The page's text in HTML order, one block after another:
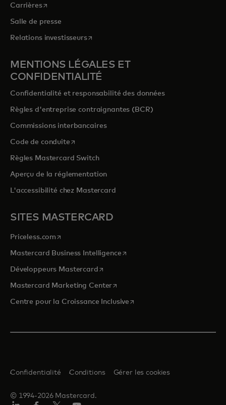
Carrièress’ouvre dans un nouvel onglet
Salle de presse
Relations investisseurss’ouvre dans un nouvel onglet
MENTIONS LÉGALES ET
CONFIDENTIALITÉ
Confidentialité et responsabilité des données
Règles d'entreprise contraignantes (BCR)
Commissions interbancaires
Code de conduites’ouvre dans un nouvel onglet
Règles Mastercard Switch
Aperçu de la réglementation
L'accessibilité chez Mastercard
SITES MASTERCARD
Priceless.com s’ouvre dans un nouvel onglet
Mastercard Business Intelligences’ouvre dans un nouvel onglet
Développeurs Mastercards’ouvre dans un nouvel onglet
Mastercard Marketing Centers’ouvre dans un nouvel onglet
Centre pour la Croissance Inclusive s’ouvre dans un nouvel
© 1994-2026 Mastercard.
Confidentialité Conditions Gérer les cookies